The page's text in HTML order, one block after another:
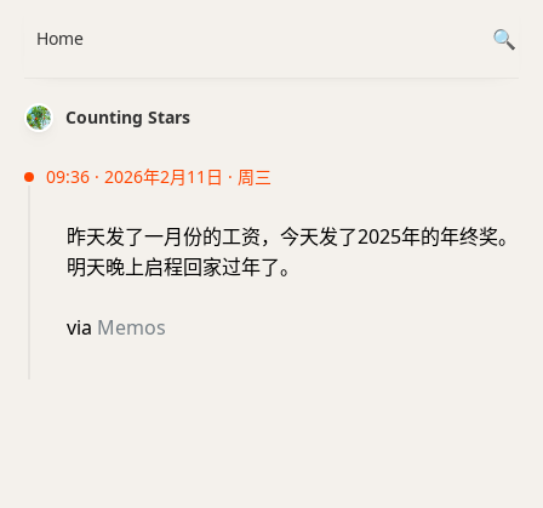
Counting Stars
09:36 · 2026年2月11日 · 周三
昨天发了一月份的工资，今天发了2025年的年终奖。
明天晚上启程回家过年了。
via Memos
Home